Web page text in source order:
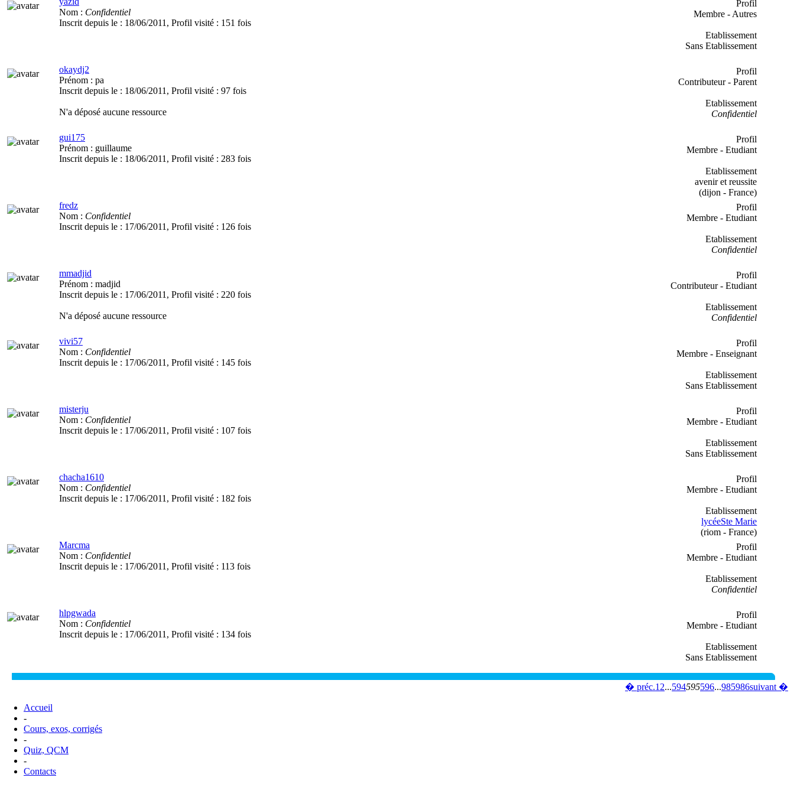
Profil
Membre - Autres
Etablissement
Sans Etablissement
Nom : Confidentiel
Inscrit depuis le : 18/06/2011 , Profil visité : 151 fois
Profil
Contributeur - Parent
Etablissement
Confidentiel
okaydj2
Prénom : pa
Inscrit depuis le : 18/06/2011 , Profil visité : 97 fois
N'a déposé aucune ressource
Profil
Membre - Etudiant
Etablissement
avenir et reussite
(dijon - France)
gui175
Prénom : guillaume
Inscrit depuis le : 18/06/2011 , Profil visité : 283 fois
Profil
Membre - Etudiant
Etablissement
Confidentiel
fredz
Nom : Confidentiel
Inscrit depuis le : 17/06/2011 , Profil visité : 126 fois
Profil
Contributeur - Etudiant
Etablissement
Confidentiel
mmadjid
Prénom : madjid
Inscrit depuis le : 17/06/2011 , Profil visité : 220 fois
N'a déposé aucune ressource
Profil
Membre - Enseignant
Etablissement
Sans Etablissement
vivi57
Nom : Confidentiel
Inscrit depuis le : 17/06/2011 , Profil visité : 145 fois
Profil
Membre - Etudiant
Etablissement
Sans Etablissement
misterju
Nom : Confidentiel
Inscrit depuis le : 17/06/2011 , Profil visité : 107 fois
Profil
Membre - Etudiant
Etablissement
lycéeSte Marie
(riom - France)
chacha1610
Nom : Confidentiel
Inscrit depuis le : 17/06/2011 , Profil visité : 182 fois
Profil
Membre - Etudiant
Etablissement
Confidentiel
Marcma
Nom : Confidentiel
Inscrit depuis le : 17/06/2011 , Profil visité : 113 fois
Profil
Membre - Etudiant
Etablissement
Sans Etablissement
hlpgwada
Nom : Confidentiel
Inscrit depuis le : 17/06/2011 , Profil visité : 134 fois
� préc.1 2...594595596...985986suivant �
Accueil
-
Cours, exos, corrigés
-
Quiz, QCM
-
Contacts